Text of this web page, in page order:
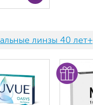
линзы 40 лет+